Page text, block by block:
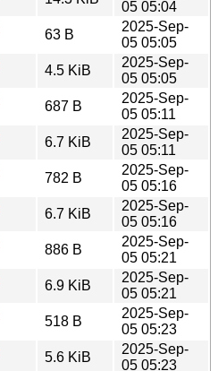
05 05:04
63 B
2025-Sep-
05 05:05
4.5 KiB
2025-Sep-
05 05:05
687 B
2025-Sep-
05 05:11
6.7 KiB
2025-Sep-
05 05:11
782 B
2025-Sep-
05 05:16
6.7 KiB
2025-Sep-
05 05:16
886 B
2025-Sep-
05 05:21
6.9 KiB
2025-Sep-
05 05:21
518 B
2025-Sep-
05 05:23
5.6 KiB
2025-Sep-
05 05:23